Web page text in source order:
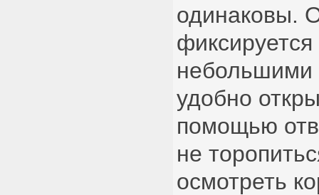
одинаковы.
небольшими
удобно
помощью
не
осмотреть